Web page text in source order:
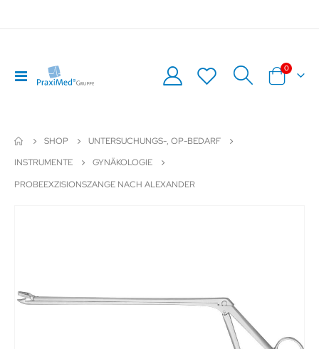
Navigation
umschalten
Warenkorb
0Artikel
SHOP
UNTERSUCHUNGS-, OP-BEDARF
INSTRUMENTE
GYNÄKOLOGIE
PROBEEXZISIONSZANGE NACH ALEXANDER